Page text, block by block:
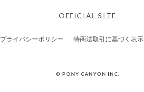
OFFICIAL SITE
プライバシーポリシー 特商法取引に基づく表示
© PONY CANYON INC.